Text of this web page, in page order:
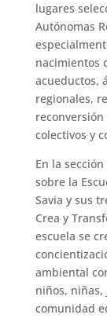
lugares
Autónomas
nacimientos
acueductos,
regionales,
colectivos y
En la
sobre la
Savia y sus
Crea y
escuela se
ambiental
niños, niñas,
comunidad